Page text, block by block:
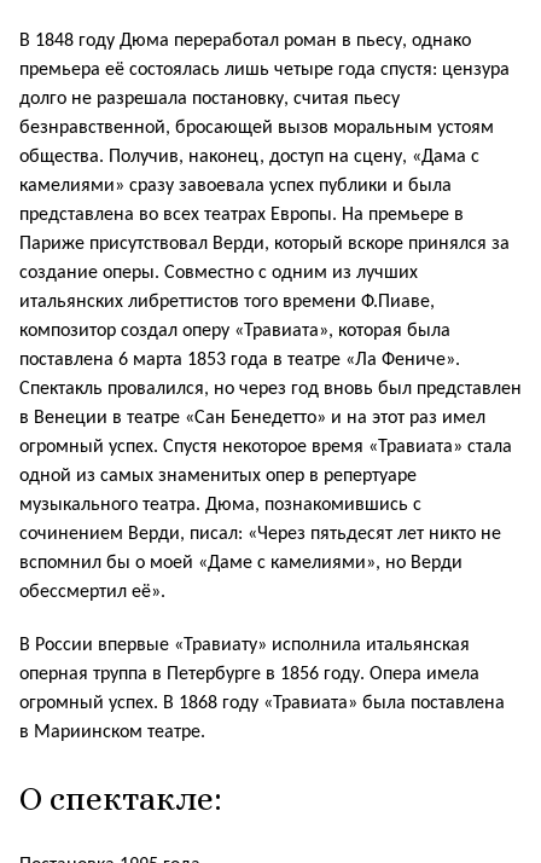
В 1848 году Дюма переработал роман в пьесу, однако
премьера её состоялась лишь четыре года спустя: цензура
долго не разрешала постановку, считая пьесу
безнравственной, бросающей вызов моральным устоям
общества. Получив, наконец, доступ на сцену, «Дама с
камелиями» сразу завоевала успех публики и была
представлена во всех театрах Европы. На премьере в
Париже присутствовал Верди, который вскоре принялся за
создание оперы. Совместно с одним из лучших
итальянских либреттистов того времени Ф.Пиаве,
композитор создал оперу «Травиата», которая была
поставлена 6 марта 1853 года в театре «Ла Фениче».
Спектакль провалился, но через год вновь был представлен
в Венеции в театре «Сан Бенедетто» и на этот раз имел
огромный успех. Спустя некоторое время «Травиата» стала
одной из самых знаменитых опер в репертуаре
музыкального театра. Дюма, познакомившись с
сочинением Верди, писал: «Через пятьдесят лет никто не
вспомнил бы о моей «Даме с камелиями», но Верди
обессмертил её».
В России впервые «Травиату» исполнила итальянская
оперная труппа в Петербурге в 1856 году. Опера имела
огромный успех. В 1868 году «Травиата» была поставлена
в Мариинском театре.
О спектакле: